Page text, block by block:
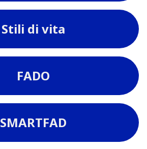
Stili di vita
FADO
SMARTFAD